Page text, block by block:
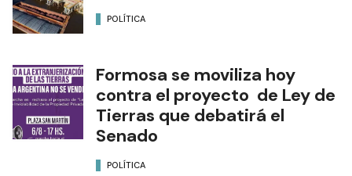
POLÍTICA
Formosa se moviliza hoy
contra el proyecto de Ley de
Tierras que debatirá el
Senado
POLÍTICA